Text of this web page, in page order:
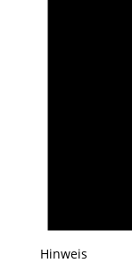
Hinweis